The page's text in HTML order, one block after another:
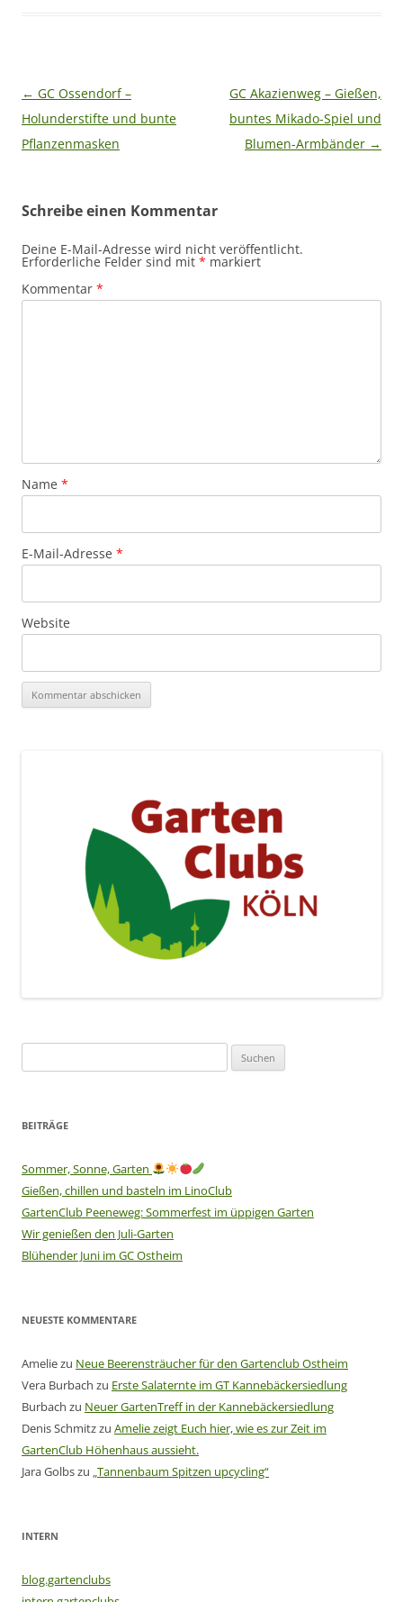
Beitragsnavigation
← GC Ossendorf –
Holunderstifte und bunte
Pflanzenmasken
GC Akazienweg – Gießen,
buntes Mikado-Spiel und
Blumen-Armbänder →
Schreibe einen Kommentar
Deine E-Mail-Adresse wird nicht veröffentlicht.
Erforderliche Felder sind mit * markiert
Kommentar *
Name *
E-Mail-Adresse *
Website
nach:
BEITRÄGE
Sommer, Sonne, Garten
Gießen, chillen und basteln im LinoClub
GartenClub Peeneweg: Sommerfest im üppigen Garten
Wir genießen den Juli-Garten
Blühender Juni im GC Ostheim
NEUESTE KOMMENTARE
Ameliezu Neue Beerensträucher für den Gartenclub Ostheim
Vera Burbach zu Erste Salaternte im GT Kannebäckersiedlung
Burbach zu Neuer GartenTreff in der Kannebäckersiedlung
Denis Schmitzzu Amelie zeigt Euch hier, wie es zur Zeit im
GartenClub Höhenhaus aussieht.
Jara Golbszu „Tannenbaum Spitzen upcycling“
INTERN
blog.gartenclubs